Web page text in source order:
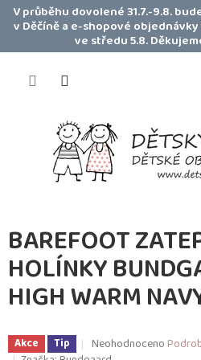
PřejítV průběhu dovolené 31.7.-9.8.
v Děčíně a e-shopové
ve středu 5.8.
BAREFOOT
HOLÍNKY
HIGH WARM
Akce Tip
Průměrné
Neohodnoceno